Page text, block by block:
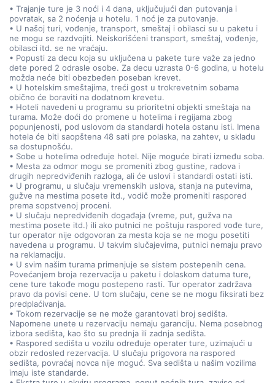
• Trajanje ture je 3 noći i 4 dana, uključujući dan putovanja i
povratak, sa 2 noćenja u hotelu. 1 noć je za putovanje.
• U našoj turi, vođenje, transport, smeštaj i obilasci su u paketu i
ne mogu se razdvojiti. Neiskorišćeni transport, smeštaj, vođenje,
obilasci itd. se ne vraćaju.
• Popusti za decu koja su uključena u pakete ture važe za jedno
dete pored 2 odrasle osobe. Za decu uzrasta 0-6 godina, u hotelu
možda neće biti obezbeđen poseban krevet.
• U hotelskim smeštajima, treći gost u trokrevetnim sobama
obično će boraviti na dodatnom krevetu.
• Hoteli navedeni u programu su prioritetni objekti smeštaja na
turama. Može doći do promene u hotelima i regijama zbog
popunjenosti, pod uslovom da standardi hotela ostanu isti. Imena
hotela će biti saopštena 48 sati pre polaska, na zahtev, u skladu
sa dostupnošću.
• Sobe u hotelima određuje hotel. Nije moguće birati između soba.
• Mesta za odmor mogu se promeniti zbog gustine, radova i
drugih nepredviđenih razloga, ali će uslovi i standardi ostati isti.
• U programu, u slučaju vremenskih uslova, stanja na putevima,
gužve na mestima posete itd., vodič može promeniti raspored
prema sopstvenoj proceni.
• U slučaju nepredviđenih događaja (vreme, put, gužva na
mestima posete itd.) ili ako putnici ne poštuju raspored vođe ture,
tur operator nije odgovoran za mesta koja se ne mogu posetiti
navedena u programu. U takvim slučajevima, putnici nemaju pravo
na reklamaciju.
• U svim našim turama primenjuje se sistem postepenih cena.
Povećanjem broja rezervacija u paketu i dolaskom datuma ture,
cene ture takođe mogu postepeno rasti. Tur operator zadržava
pravo da povisi cene. U tom slučaju, cene se ne mogu fiksirati bez
predplaćivanja.
• Tokom rezervacije se ne može garantovati broj sedišta.
Napomene unete u rezervaciju nemaju garanciju. Nema posebnog
izbora sedišta, kao što su prednja ili zadnja sedišta.
• Raspored sedišta u vozilu određuje operater ture, uzimajući u
obzir redosled rezervacija. U slučaju prigovora na raspored
sedišta, povraćaj novca nije moguć. Sva sedišta u našim vozilima
imaju iste standarde.